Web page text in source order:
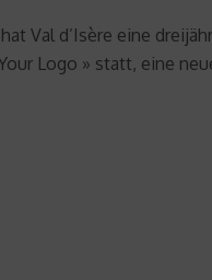
Val d’Isère eine
Logo » statt, eine